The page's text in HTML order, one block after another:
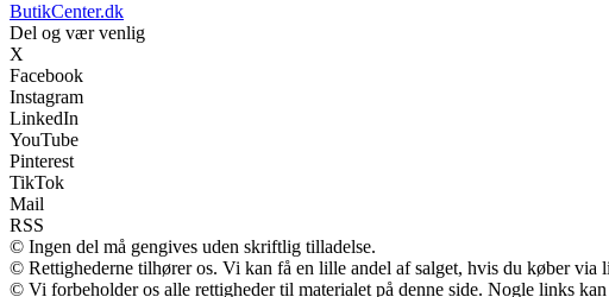
ButikCenter.dk
Del og vær venlig
X
Facebook
Instagram
LinkedIn
YouTube
Pinterest
TikTok
Mail
RSS
© Ingen del må gengives uden skriftlig tilladelse.
© Rettighederne tilhører os. Vi kan få en lille andel af salget, hvis du køber via
© Vi forbeholder os alle rettigheder til materialet på denne side. Nogle links